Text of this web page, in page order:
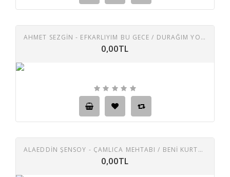
AHMET SEZGİN - EFKARLIYIM BU GECE / DURAĞIM YOKTUR BENIM
0,00TL
ALAEDDİN ŞENSOY - ÇAMLICA MEHTABI / BENI KURTAR ALLAH'IM
0,00TL